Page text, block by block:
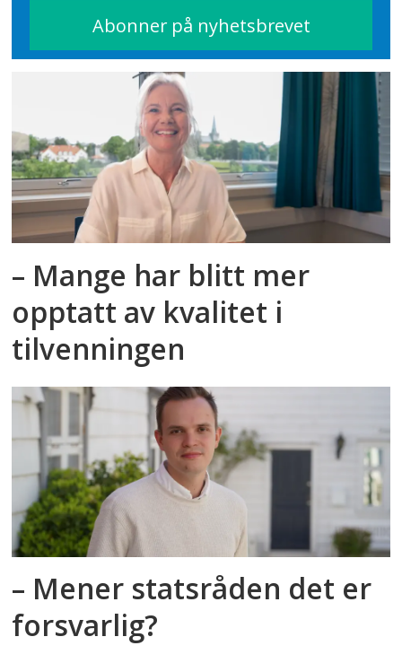
– Mange har blitt mer
opptatt av kvalitet i
tilvenningen
– Mener statsråden det er
forsvarlig?